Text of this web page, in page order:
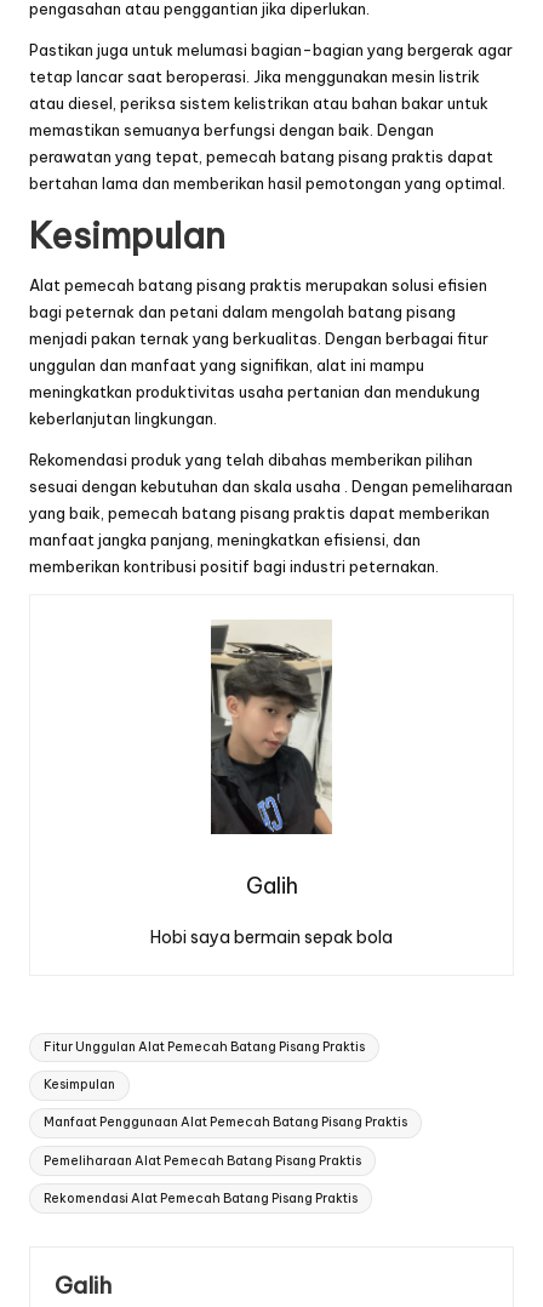
pengasahan atau penggantian jika diperlukan.
Pastikan juga untuk melumasi bagian-bagian yang bergerak agar
tetap lancar saat beroperasi. Jika menggunakan mesin listrik
atau diesel, periksa sistem kelistrikan atau bahan bakar untuk
memastikan semuanya berfungsi dengan baik. Dengan
perawatan yang tepat, pemecah batang pisang praktis dapat
bertahan lama dan memberikan hasil pemotongan yang optimal.
Kesimpulan
Alat pemecah batang pisang praktis merupakan solusi efisien
bagi peternak dan petani dalam mengolah batang pisang
menjadi pakan ternak yang berkualitas. Dengan berbagai fitur
unggulan dan manfaat yang signifikan, alat ini mampu
meningkatkan produktivitas usaha pertanian dan mendukung
keberlanjutan lingkungan.
Rekomendasi produk yang telah dibahas memberikan pilihan
sesuai dengan kebutuhan dan skala usaha . Dengan pemeliharaan
yang baik, pemecah batang pisang praktis dapat memberikan
manfaat jangka panjang, meningkatkan efisiensi, dan
memberikan kontribusi positif bagi industri peternakan.
Galih
Hobi saya bermain sepak bola
Tags:
Fitur Unggulan Alat Pemecah Batang Pisang Praktis
Kesimpulan
Manfaat Penggunaan Alat Pemecah Batang Pisang Praktis
Pemeliharaan Alat Pemecah Batang Pisang Praktis
Rekomendasi Alat Pemecah Batang Pisang Praktis
Galih